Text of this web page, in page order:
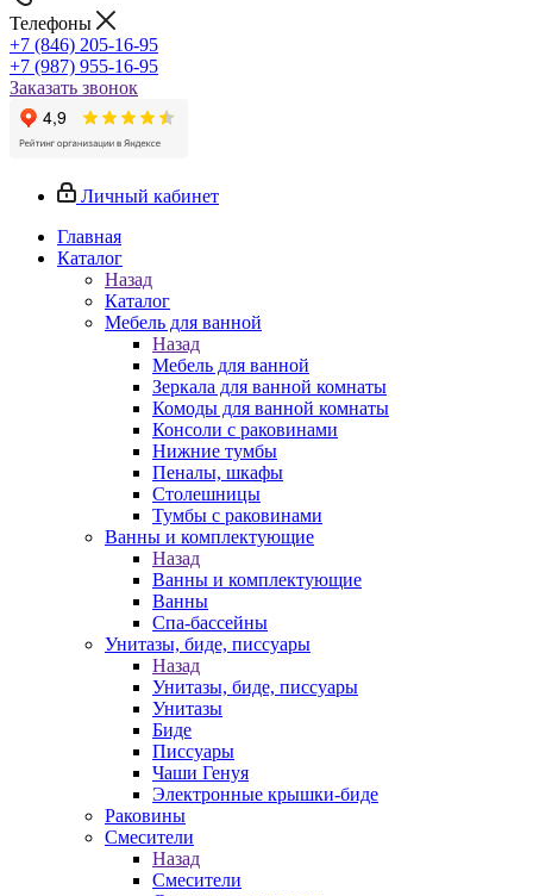
Телефоны
+7 (846) 205-16-95
+7 (987) 955-16-95
Заказать звонок
Личный кабинет
Главная
Каталог
Назад
Каталог
Мебель для ванной
Назад
Мебель для ванной
Зеркала для ванной комнаты
Комоды для ванной комнаты
Консоли с раковинами
Нижние тумбы
Пеналы, шкафы
Столешницы
Тумбы с раковинами
Ванны и комплектующие
Назад
Ванны и комплектующие
Ванны
Спа-бассейны
Унитазы, биде, писсуары
Назад
Унитазы, биде, писсуары
Унитазы
Биде
Писсуары
Чаши Генуя
Электронные крышки-биде
Раковины
Смесители
Назад
Смесители